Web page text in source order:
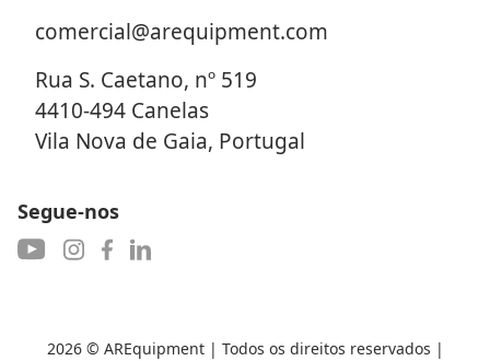
comercial@arequipment.com
Rua S. Caetano, nº 519
4410-494 Canelas
Vila Nova de Gaia, Portugal
Segue-nos
2026 © AREquipment| Todos os direitos reservados |